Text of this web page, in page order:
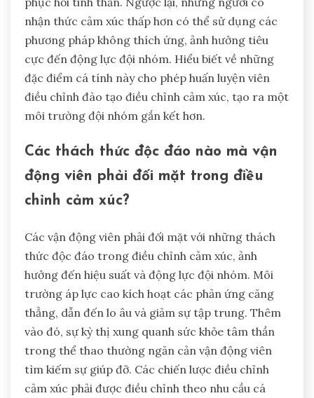
nhận thức cảm xúc thấp hơn có thể sử dụng các
phương pháp không thích ứng, ảnh hưởng tiêu
cực đến động lực đội nhóm. Hiểu biết về những
đặc điểm cá tính này cho phép huấn luyện viên
điều chỉnh đào tạo điều chỉnh cảm xúc, tạo ra một
môi trường đội nhóm gắn kết hơn.
Các thách thức độc đáo nào mà vận
động viên phải đối mặt trong điều
chỉnh cảm xúc?
Các vận động viên phải đối mặt với những thách
thức độc đáo trong điều chỉnh cảm xúc, ảnh
hưởng đến hiệu suất và động lực đội nhóm. Môi
trường áp lực cao kích hoạt các phản ứng căng
thẳng, dẫn đến lo âu và giảm sự tập trung. Thêm
vào đó, sự kỳ thị xung quanh sức khỏe tâm thần
trong thể thao thường ngăn cản vận động viên
tìm kiếm sự giúp đỡ. Các chiến lược điều chỉnh
cảm xúc phải được điều chỉnh theo nhu cầu cá